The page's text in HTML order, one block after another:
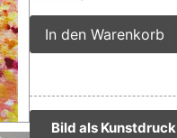
In den Warenkorb
Bild als